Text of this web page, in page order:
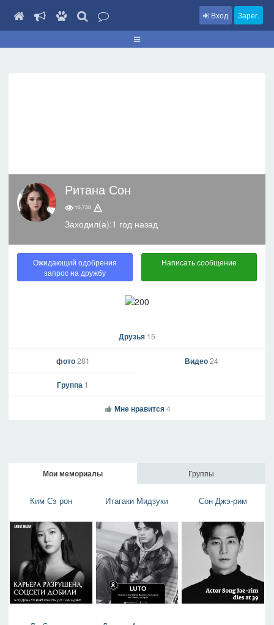
Вход Зарег.
Ритана Сон
10,738
Заходил(а):1 год назад
Ожидающий одобрения
запрос на дружбу
Написать сообщение
Друзья 15
фото281 Видео24
Группа 1
Мне нравится 4
Мои мемориалы Группы
Ким Сэ рон Итагаки Мидзуки Сон Джэ-рим